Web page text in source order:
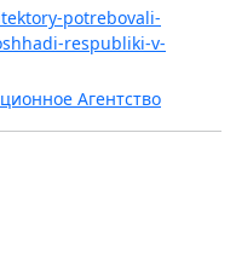
potrebovali-
respubliki-v-
Агентство